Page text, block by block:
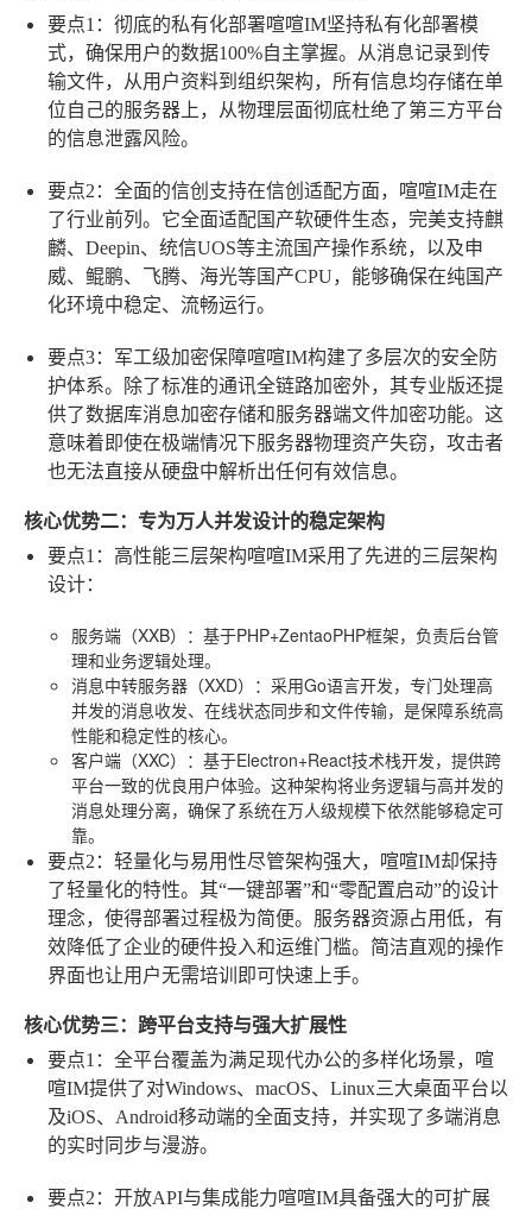
要点1：彻底的私有化部署喧喧IM坚持私有化部署模
式，确保用户的数据100%自主掌握。从消息记录到传
输文件，从用户资料到组织架构，所有信息均存储在单
位自己的服务器上，从物理层面彻底杜绝了第三方平台
的信息泄露风险。
要点2：全面的信创支持在信创适配方面，喧喧IM走在
了行业前列。它全面适配国产软硬件生态，完美支持麒
麟、Deepin、统信UOS等主流国产操作系统，以及申
威、鲲鹏、飞腾、海光等国产CPU，能够确保在纯国产
化环境中稳定、流畅运行。
要点3：军工级加密保障喧喧IM构建了多层次的安全防
护体系。除了标准的通讯全链路加密外，其专业版还提
供了数据库消息加密存储和服务器端文件加密功能。这
意味着即使在极端情况下服务器物理资产失窃，攻击者
也无法直接从硬盘中解析出任何有效信息。
核心优势二：专为万人并发设计的稳定架构
要点1：高性能三层架构喧喧IM采用了先进的三层架构
设计：
服务端（XXB） ：基于PHP+ZentaoPHP框架，负责后台管
理和业务逻辑处理。
消息中转服务器（XXD） ：采用Go语言开发，专门处理高
并发的消息收发、在线状态同步和文件传输，是保障系统高
性能和稳定性的核心。
客户端（XXC） ：基于Electron+React技术栈开发，提供跨
平台一致的优良用户体验。这种架构将业务逻辑与高并发的
消息处理分离，确保了系统在万人级规模下依然能够稳定可
靠。
要点2：轻量化与易用性尽管架构强大，喧喧IM却保持
了轻量化的特性。其“一键部署”和“零配置启动”的设计
理念，使得部署过程极为简便。服务器资源占用低，有
效降低了企业的硬件投入和运维门槛。简洁直观的操作
界面也让用户无需培训即可快速上手。
核心优势三：跨平台支持与强大扩展性
要点1：全平台覆盖为满足现代办公的多样化场景，喧
喧IM提供了对Windows、macOS、Linux三大桌面平台以
及iOS、Android移动端的全面支持，并实现了多端消息
的实时同步与漫游。
要点2：开放API与集成能力喧喧IM具备强大的可扩展